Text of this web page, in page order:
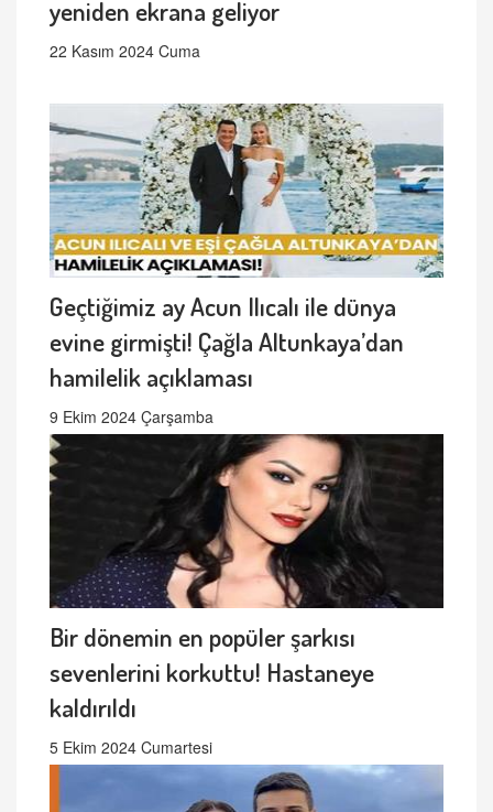
yeniden ekrana geliyor
22 Kasım 2024 Cuma
Geçtiğimiz ay Acun Ilıcalı ile dünya
evine girmişti! Çağla Altunkaya’dan
hamilelik açıklaması
9 Ekim 2024 Çarşamba
Bir dönemin en popüler şarkısı
sevenlerini korkuttu! Hastaneye
kaldırıldı
5 Ekim 2024 Cumartesi